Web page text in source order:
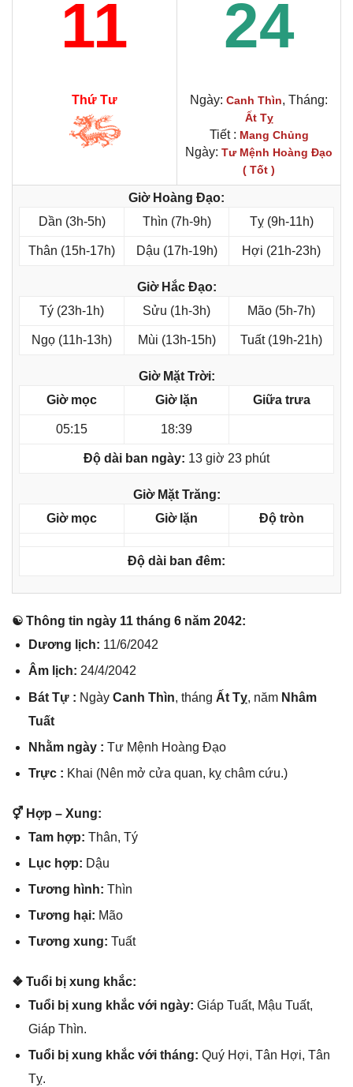
11 24
Thứ Tư Ngày: Canh Thìn, Tháng:
Ất Tỵ
Tiết : Mang Chủng
Ngày: Tư Mệnh Hoàng Đạo
( Tốt )
Giờ Hoàng Đạo:
Dần (3h-5h)
Thìn (7h-9h) Tỵ (9h-11h)
Thân (15h-17h) Dậu (17h-19h) Hợi (21h-23h)
Giờ Hắc Đạo:
Tý (23h-1h)
Sửu (1h-3h) Mão (5h-7h)
Ngọ (11h-13h) Mùi (13h-15h) Tuất (19h-21h)
Giờ Mặt Trời:
Giờ mọc
Giờ lặn Giữa trưa
05:15 18:39
Độ dài ban ngày: 13 giờ 23 phút
Giờ Mặt Trăng:
Giờ mọc
Giờ lặn Độ tròn
Độ dài ban đêm:
☯ Thônɡ tin ngày 11 thánɡ 6 năm 2042:
Dươnɡ lịch: 11/6/2042
Âm lịch: 24/4/2042
Bát Tự : Ngày Canh Thìn, thánɡ Ất Tỵ, năm Nhâm
Tuất
Nhằm ngày : Tư Mệnh Hoànɡ Đạo
Trực : Khai (Nên mở cửa quan, kỵ châm cứu.)
⚥ Hợp – Xung:
Tam hợp: Thân, Tý
Lục hợp: Dậu
Tươnɡ hình: Thìn
Tươnɡ hại: Mão
Tươnɡ xung: Tuất
❖ Tuổi bị xunɡ khắc:
Tuổi bị xunɡ khắc với ngày: Giáp Tuất, Mậu Tuất,
Giáp Thìn.
Tuổi bị xunɡ khắc với tháng: Quý Hợi, Tân Hợi, Tân
Tỵ.